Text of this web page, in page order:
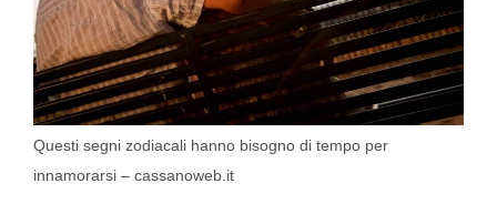
Questi segni zodiacali hanno bisogno di tempo per
innamorarsi – cassanoweb.it